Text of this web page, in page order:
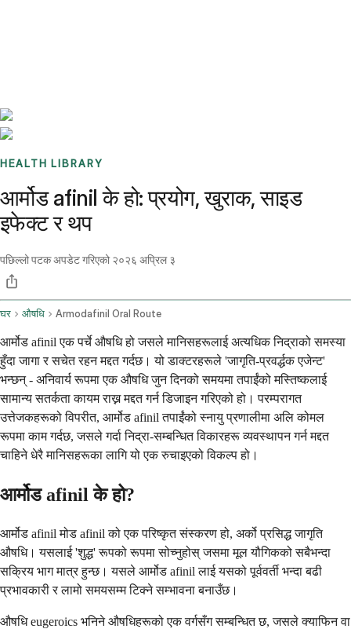
HEALTH LIBRARY
आर्मोड afinil के हो: प्रयोग, खुराक, साइड
इफेक्ट र थप
पछिल्लो पटक अपडेट गरिएको २०२६ अप्रिल ३
घर औषधि Armodafinil Oral Route
आर्मोड afinil एक पर्चे औषधि हो जसले मानिसहरूलाई अत्यधिक निद्राको समस्या
हुँदा जागा र सचेत रहन मद्दत गर्दछ। यो डाक्टरहरूले 'जागृति-प्रवर्द्धक एजेन्ट'
भन्छन् - अनिवार्य रूपमा एक औषधि जुन दिनको समयमा तपाईंको मस्तिष्कलाई
सामान्य सतर्कता कायम राख्न मद्दत गर्न डिजाइन गरिएको हो। परम्परागत
उत्तेजकहरूको विपरीत, आर्मोड afinil तपाईंको स्नायु प्रणालीमा अलि कोमल
रूपमा काम गर्दछ, जसले गर्दा निद्रा-सम्बन्धित विकारहरू व्यवस्थापन गर्न मद्दत
चाहिने धेरै मानिसहरूका लागि यो एक रुचाइएको विकल्प हो।
आर्मोड afinil के हो?
आर्मोड afinil मोड afinil को एक परिष्कृत संस्करण हो, अर्को प्रसिद्ध जागृति
औषधि। यसलाई 'शुद्ध' रूपको रूपमा सोच्नुहोस् जसमा मूल यौगिकको सबैभन्दा
सक्रिय भाग मात्र हुन्छ। यसले आर्मोड afinil लाई यसको पूर्ववर्ती भन्दा बढी
प्रभावकारी र लामो समयसम्म टिक्ने सम्भावना बनाउँछ।
औषधि eugeroics भनिने औषधिहरूको एक वर्गसँग सम्बन्धित छ, जसले क्याफिन वा